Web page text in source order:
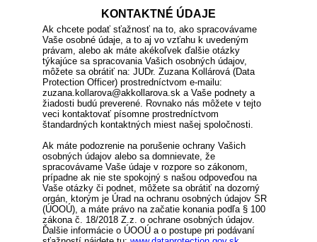
KONTAKTNÉ ÚDAJE
Ak chcete podať sťažnosť na to, ako spracovávame
Vaše osobné údaje, a to aj vo vzťahu k uvedeným
právam, alebo ak máte akékoľvek ďalšie otázky
týkajúce sa spracovania Vašich osobných údajov,
môžete sa obrátiť na: JUDr. Zuzana Kollárová (Data
Protection Officer) prostredníctvom e-mailu:
zuzana.kollarova@akkollarova.sk a Vaše podnety a
žiadosti budú preverené. Rovnako nás môžete v tejto
veci kontaktovať písomne prostredníctvom
štandardných kontaktných miest našej spoločnosti.
Ak máte podozrenie na porušenie ochrany Vašich
osobných údajov alebo sa domnievate, že
spracovávame Vaše údaje v rozpore so zákonom,
prípadne ak nie ste spokojný s našou odpoveďou na
Vaše otázky či podnet, môžete sa obrátiť na dozorný
orgán, ktorým je Úrad na ochranu osobných údajov SR
(ÚOOÚ), a máte právo na začatie konania podľa § 100
zákona č. 18/2018 Z.z. o ochrane osobných údajov.
Ďalšie informácie o ÚOOÚ a o postupe pri podávaní